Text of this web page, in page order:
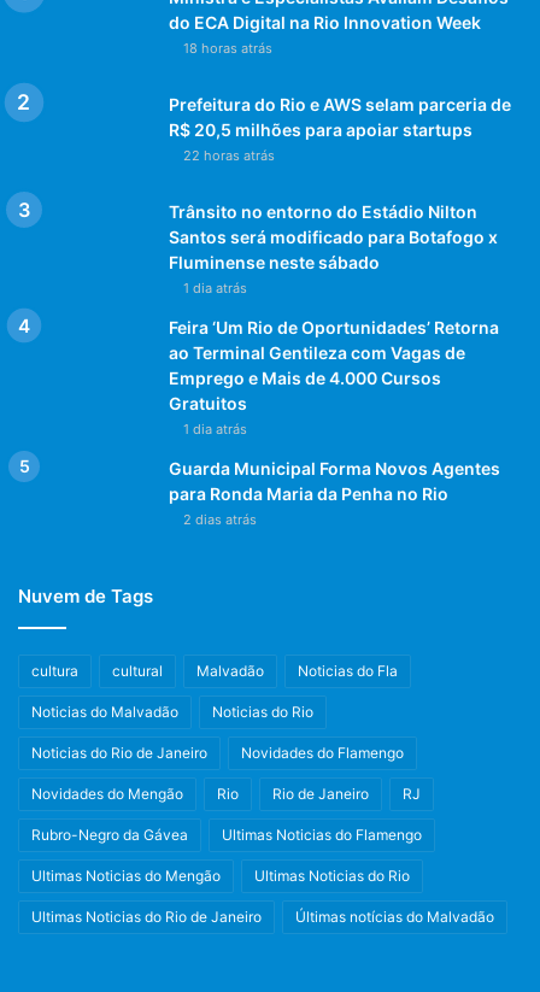
do ECA Digital na Rio Innovation Week
18 horas atrás
Prefeitura do Rio e AWS selam parceria de
R$ 20,5 milhões para apoiar startups
22 horas atrás
Trânsito no entorno do Estádio Nilton
Santos será modificado para Botafogo x
Fluminense neste sábado
1 dia atrás
Feira ‘Um Rio de Oportunidades’ Retorna
ao Terminal Gentileza com Vagas de
Emprego e Mais de 4.000 Cursos
Gratuitos
1 dia atrás
Guarda Municipal Forma Novos Agentes
para Ronda Maria da Penha no Rio
2 dias atrás
Nuvem de Tags
cultura cultural Malvadão Noticias do Fla
Noticias do Malvadão Noticias do Rio
Noticias do Rio de Janeiro Novidades do Flamengo
Novidades do Mengão Rio Rio de Janeiro RJ
Rubro-Negro da Gávea Ultimas Noticias do Flamengo
Ultimas Noticias do Mengão Ultimas Noticias do Rio
Ultimas Noticias do Rio de Janeiro Últimas notícias do Malvadão